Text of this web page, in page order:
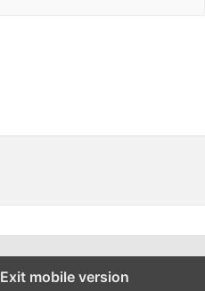
Exit mobile version